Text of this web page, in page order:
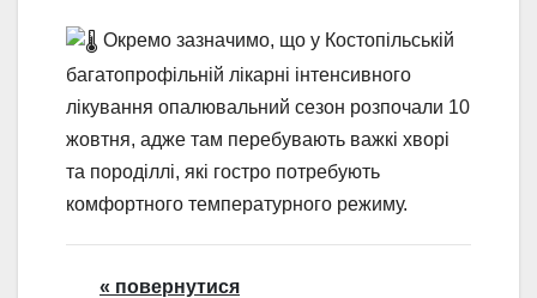
Окремо зазначимо, що у Костопільській
багатопрофільній лікарні інтенсивного
лікування опалювальний сезон розпочали 10
жовтня, адже там перебувають важкі хворі
та породіллі, які гостро потребують
комфортного температурного режиму.
« повернутися